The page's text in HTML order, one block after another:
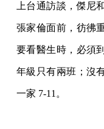
上台通訪談，傑尼
張家倫面前，彷彿
要看醫生時，必須
年級只有兩班；沒
一家 7-11。